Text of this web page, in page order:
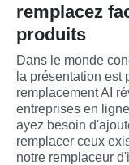
remplacez
produits
Dans le monde
la présentation est
remplacement AI
entreprises en
ayez besoin
remplacer ceux
notre remplaceur